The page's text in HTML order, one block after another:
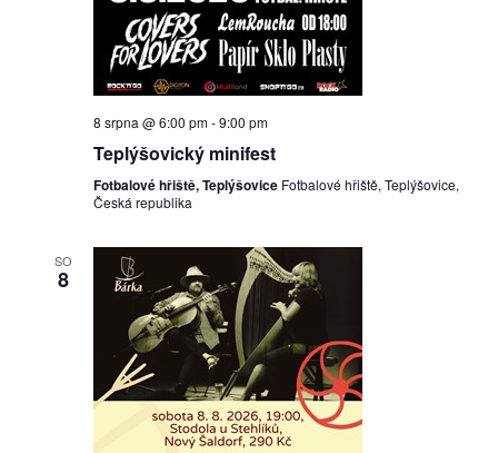
8 srpna @ 6:00 pm-9:00 pm
Teplýšovický minifest
Fotbalové hřiště, Teplýšovice Fotbalové hřiště, Teplýšovice,
Česká republika
SO
8